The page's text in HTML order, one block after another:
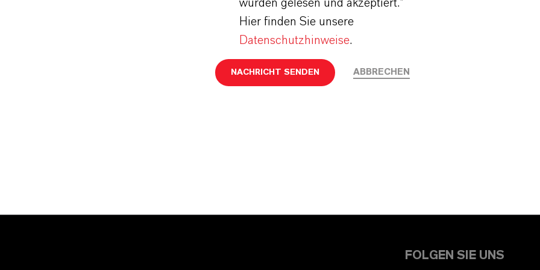
wurden gelesen und akzeptiert.*
Hier finden Sie unsere
Datenschutzhinweise.
NACHRICHT SENDEN ABBRECHEN
FOLGEN SIE UNS